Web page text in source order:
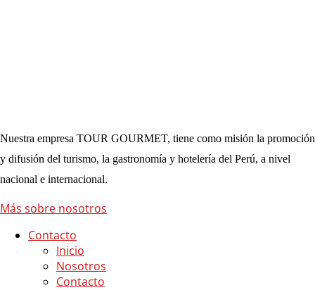
Nuestra empresa TOUR GOURMET, tiene como misión la promoción
y difusión del turismo, la gastronomía y hotelería del Perú, a nivel
nacional e internacional.
Más sobre nosotros
Contacto
Inicio
Nosotros
Contacto